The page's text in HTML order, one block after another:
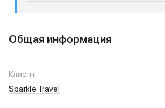
Общая информация
Клиент
Sparkle Travel